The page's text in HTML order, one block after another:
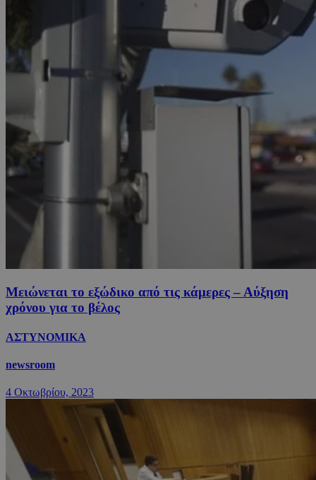
Μειώνεται το εξώδικο από τις κάμερες – Αύξηση
χρόνου για το βέλος
ΑΣΤΥΝΟΜΙΚΑ
newsroom
4 Οκτωβρίου, 2023